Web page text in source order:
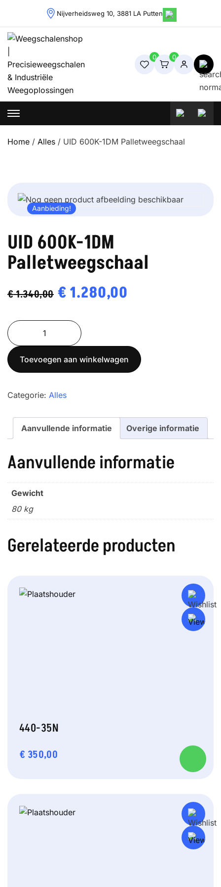
content
Nijverheidsweg 10, 3881 LA Putten
Weegschalenshop | Precisieweegschalen & Industriële
Weegoplossingen
0 0
Home / Alles / UID 600K-1DM Palletweegschaal
Aanbieding!
UID 600K-1DM
Palletweegschaal
€1.340,00 Oorspronkelijke
was:
€ 1.340,00.
€1.280,00
€ 1.280,00.
UID
600K-
1DM
Palletweegschaal
Toevoegen aan winkelwagen
Categorie: Alles
Aanvullende informatie Overige informatie
Aanvullende informatie
Gewicht
80 kg
Gerelateerde producten
440-35N
€ 350,00